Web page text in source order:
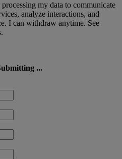
my data to communicate
analyze interactions, and
I can withdraw anytime. See
...